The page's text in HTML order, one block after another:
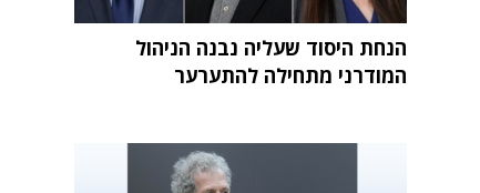
הנחת היסוד שעליה נבנה הניהול
המודרני מתחילה להתערער